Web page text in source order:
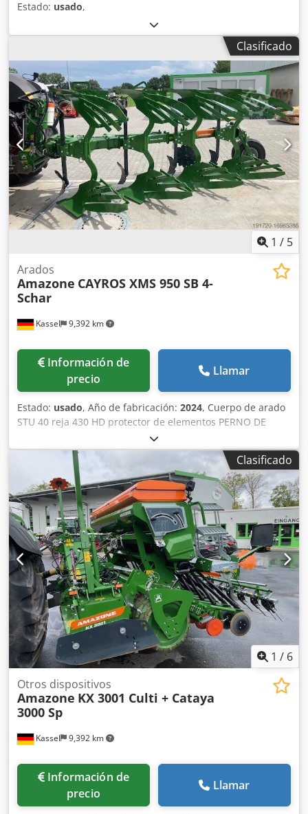
Estado: usado,
Clasificado
1 / 5
Kassel 9,392 km
Arados
Amazone CAYROS XMS 950 SB 4-
Schar
Información de
precio
Llamar
Estado: usado, Año de fabricación: 2024, Cuerpo de arado
STU 40 reja 430 HD protector de elementos PERNO DE
SEGURIDAD / Cjdpouhnlmsfx Abpsrf
Clasificado
1 / 6
Kassel 9,392 km
Otros dispositivos
Amazone KX 3001 Culti + Cataya
3000 Sp
Información de
precio
Llamar